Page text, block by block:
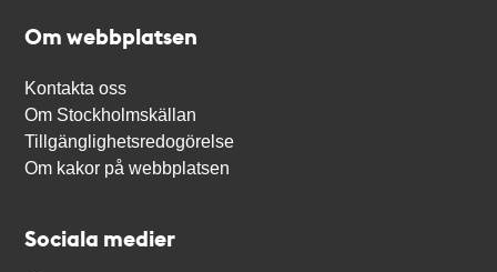
Om webbplatsen
Kontakta oss
Om Stockholmskällan
Tillgänglighetsredogörelse
Om kakor på webbplatsen
Sociala medier